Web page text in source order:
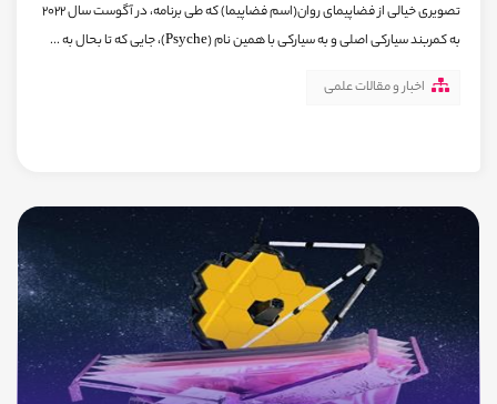
تصویری خیالی از فضاپیمای روان(اسم فضاپیما) که طی برنامه، در آگوست سال 2022
به کمربند سیارکی اصلی و به سیارکی با همین نام (Psyche)، جایی که تا بحال به ...
اخبار و مقالات علمی